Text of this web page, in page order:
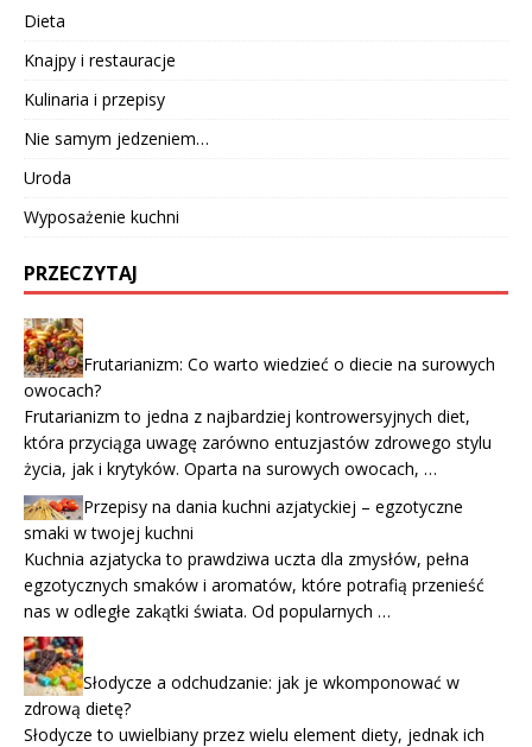
Dieta
Knajpy i restauracje
Kulinaria i przepisy
Nie samym jedzeniem…
Uroda
Wyposażenie kuchni
PRZECZYTAJ
Frutarianizm: Co warto wiedzieć o diecie na surowych
owocach?
Frutarianizm to jedna z najbardziej kontrowersyjnych diet,
która przyciąga uwagę zarówno entuzjastów zdrowego stylu
życia, jak i krytyków. Oparta na surowych owocach, …
Przepisy na dania kuchni azjatyckiej – egzotyczne
smaki w twojej kuchni
Kuchnia azjatycka to prawdziwa uczta dla zmysłów, pełna
egzotycznych smaków i aromatów, które potrafią przenieść
nas w odległe zakątki świata. Od popularnych …
Słodycze a odchudzanie: jak je wkomponować w
zdrową dietę?
Słodycze to uwielbiany przez wielu element diety, jednak ich